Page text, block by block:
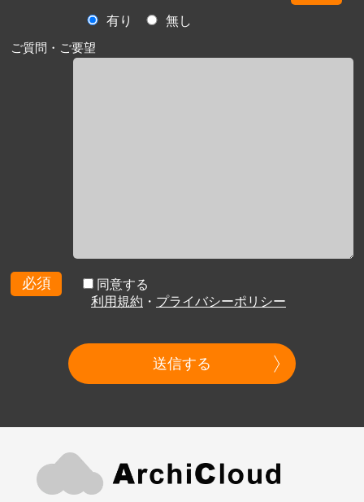
有り
無し
ご質問・ご要望
必須
同意する
利用規約 ・ プライバシーポリシー
送信する